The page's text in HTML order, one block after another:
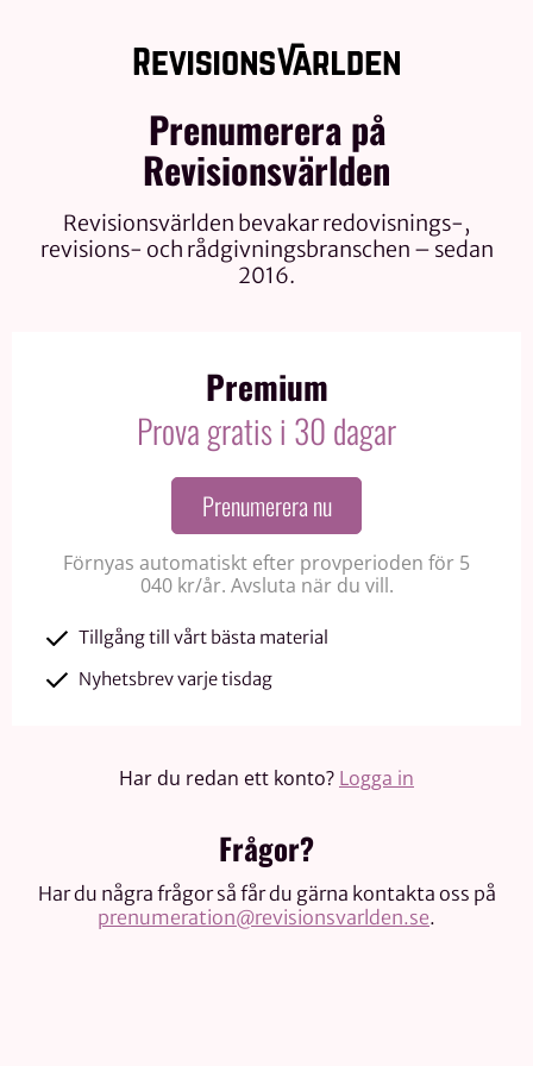
Prenumerera på
Revisionsvärlden
Revisionsvärlden bevakar redovisnings-,
revisions- och rådgivningsbranschen – sedan
2016.
Premium
Prova gratis i 30 dagar
Prenumerera nu
Förnyas automatiskt efter provperioden för 5
040 kr/år. Avsluta när du vill.
Tillgång till vårt bästa material
Nyhetsbrev varje tisdag
Har du redan ett konto? Logga in
Frågor?
Har du några frågor så får du gärna kontakta oss på
prenumeration@revisionsvarlden.se.